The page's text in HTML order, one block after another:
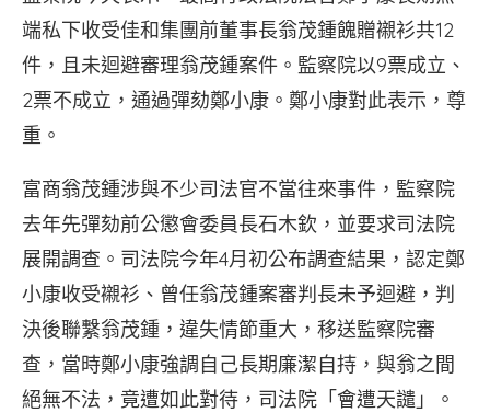
端私下收受佳和集團前董事長翁茂鍾餽贈襯衫共12
件，且未迴避審理翁茂鍾案件。監察院以9票成立、
2票不成立，通過彈劾鄭小康。鄭小康對此表示，尊
重。
富商翁茂鍾涉與不少司法官不當往來事件，監察院
去年先彈劾前公懲會委員長石木欽，並要求司法院
展開調查。司法院今年4月初公布調查結果，認定鄭
小康收受襯衫、曾任翁茂鍾案審判長未予迴避，判
決後聯繫翁茂鍾，違失情節重大，移送監察院審
查，當時鄭小康強調自己長期廉潔自持，與翁之間
絕無不法，竟遭如此對待，司法院「會遭天譴」。